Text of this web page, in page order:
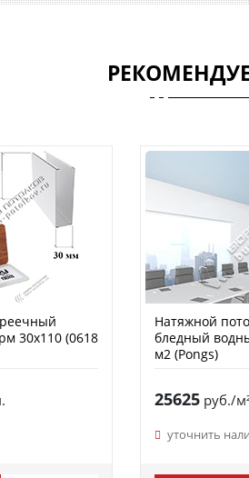
30х110 (0618
Натяжной
бледный
м2 (Pongs)
25625 руб./
уточнить